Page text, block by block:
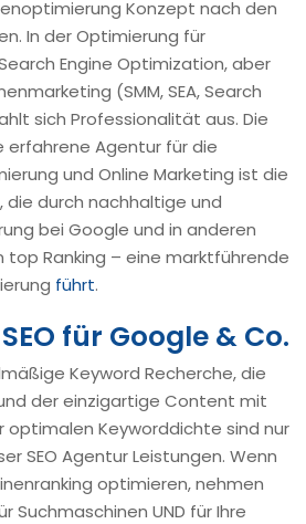
Konzept nach den
In der Optimierung für
Engine Optimization, aber
(SMM, SEA, Search
sich Professionalität aus. Die
erfahrene Agentur für die
und Online Marketing ist die
die durch nachhaltige und
bei Google und in anderen
top Ranking – eine marktführende
führt.
für Google & Co.
Keyword Recherche, die
der einzigartige Content mit
optimalen Keyworddichte sind nur
SEO Agentur Leistungen. Wenn
optimieren, nehmen
Suchmaschinen UND für Ihre